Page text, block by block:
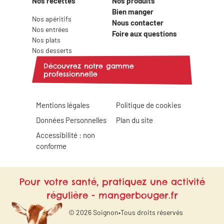
Nos apéritifs
Nos entrées
Nos plats
Nos desserts
Bien manger
Nous contacter
Foire aux questions
Découvrez notre gamme
professionnelle
Mentions légales
Politique de cookies
Données Personnelles
Plan du site
Accessibilité : non
conforme
Pour votre santé, pratiquez une activité
régulière - mangerbouger.fr
© 2026 Soignon•Tous droits réservés